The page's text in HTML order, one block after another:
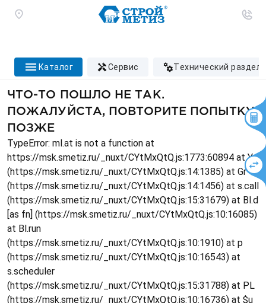
каталог сервис технический раздел
ЧТО-ТО ПОШЛО НЕ ТАК.
ПОЖАЛУЙСТА, ПОВТОРИТЕ ПОПЫТКУ
ПОЗЖЕ
TypeError: ml.at is not a function at
https://msk.smetiz.ru/_nuxt/CYtMxQtQ.js:1773:60894 at Ys
(https://msk.smetiz.ru/_nuxt/CYtMxQtQ.js:14:1385) at Gr
(https://msk.smetiz.ru/_nuxt/CYtMxQtQ.js:14:1456) at s.call
(https://msk.smetiz.ru/_nuxt/CYtMxQtQ.js:15:31679) at Bl.d
[as fn] (https://msk.smetiz.ru/_nuxt/CYtMxQtQ.js:10:16085)
at Bl.run
(https://msk.smetiz.ru/_nuxt/CYtMxQtQ.js:10:1910) at p
(https://msk.smetiz.ru/_nuxt/CYtMxQtQ.js:10:16543) at
s.scheduler
(https://msk.smetiz.ru/_nuxt/CYtMxQtQ.js:15:31788) at PL
(https://msk.smetiz.ru/_nuxt/CYtMxQtQ.js:10:16736) at $u